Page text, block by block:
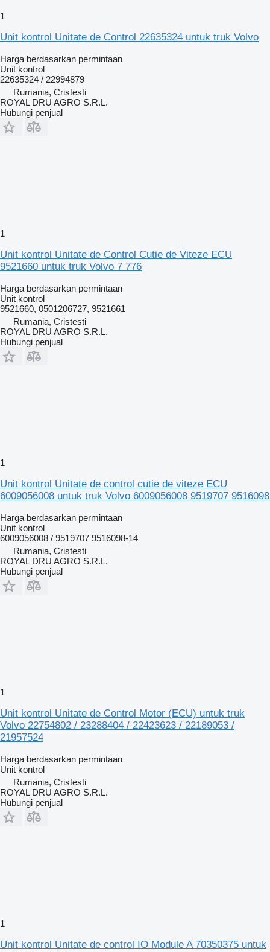
1
Unit kontrol Unitate de Control 22635324 untuk truk Volvo
Harga berdasarkan permintaan
Unit kontrol
22635324 / 22994879
Rumania, Cristesti
ROYAL DRU AGRO S.R.L.
Hubungi penjual
1
Unit kontrol Unitate de Control Cutie de Viteze ECU
9521660 untuk truk Volvo 7 776
Harga berdasarkan permintaan
Unit kontrol
9521660, 0501206727, 9521661
Rumania, Cristesti
ROYAL DRU AGRO S.R.L.
Hubungi penjual
1
Unit kontrol Unitate de control cutie de viteze ECU
6009056008 untuk truk Volvo 6009056008 9519707 9516098
Harga berdasarkan permintaan
Unit kontrol
6009056008 / 9519707 9516098-14
Rumania, Cristesti
ROYAL DRU AGRO S.R.L.
Hubungi penjual
1
Unit kontrol Unitate de Control Motor (ECU) untuk truk
Volvo 22754802 / 23288404 / 22423623 / 22189053 /
21957524
Harga berdasarkan permintaan
Unit kontrol
Rumania, Cristesti
ROYAL DRU AGRO S.R.L.
Hubungi penjual
1
Unit kontrol Unitate de control IO Module A 70350375 untuk